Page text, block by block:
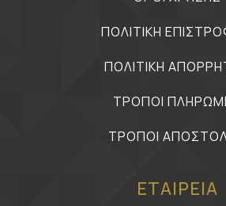
ΠΟΛΙΤΙΚΗ
ΠΟΛΙΤΙΚΗ
ΤΡΟΠΟΙ
ΤΡΟΠΟΙ
ΕΤΑΙΡΕΙΑ